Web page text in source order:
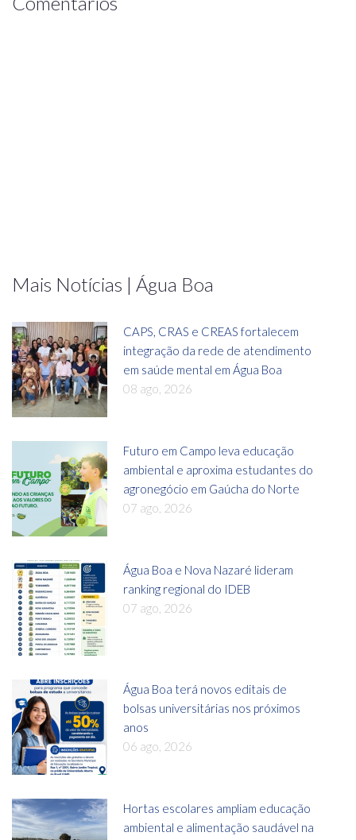
Mais Notícias | Água Boa
CAPS, CRAS e CREAS fortalecem
integração da rede de atendimento
em saúde mental em Água Boa
08 ago, 2026
Futuro em Campo leva educação
ambiental e aproxima estudantes do
agronegócio em Gaúcha do Norte
07 ago, 2026
Água Boa e Nova Nazaré lideram
ranking regional do IDEB
07 ago, 2026
Água Boa terá novos editais de
bolsas universitárias nos próximos
anos
06 ago, 2026
Hortas escolares ampliam educação
ambiental e alimentação saudável na